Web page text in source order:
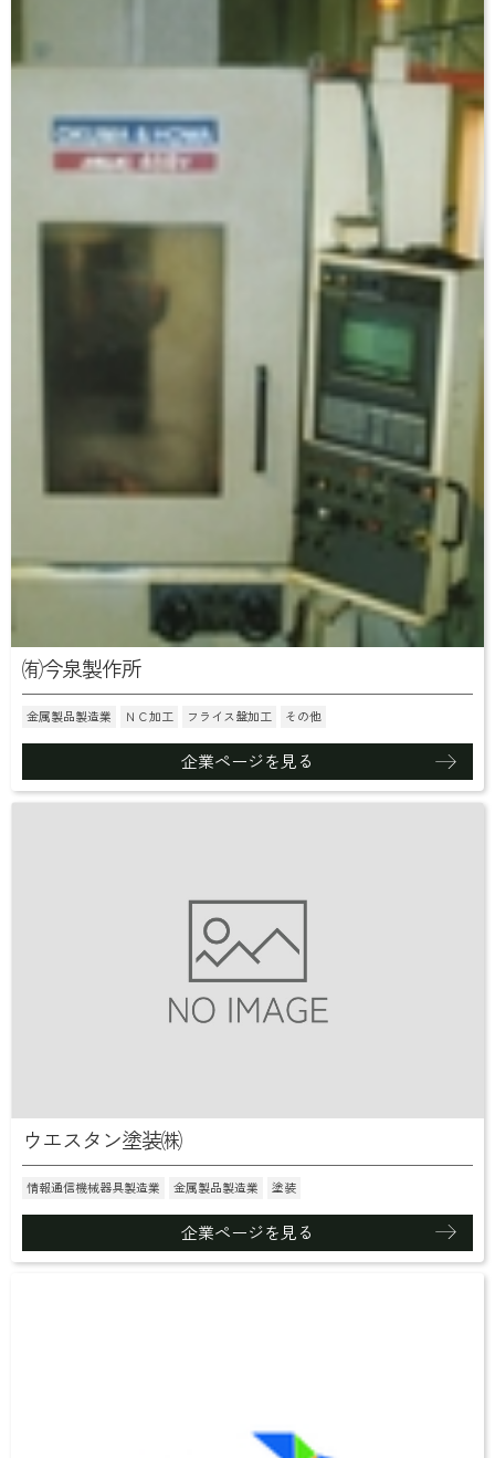
㈲今泉製作所
金属製品製造業 ＮＣ加工 フライス盤加工 その他
企業ページを見る
ウエスタン塗装㈱
情報通信機械器具製造業 金属製品製造業 塗装
企業ページを見る